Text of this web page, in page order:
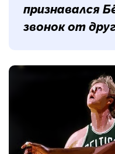
признавался
звонок от